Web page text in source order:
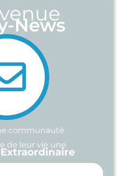
News
communauté
de leur vie une